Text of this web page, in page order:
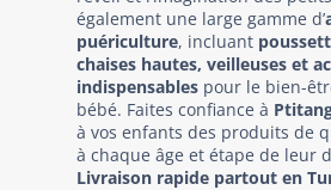
également une large gamme d’
puériculture, incluant
chaises hautes, veilleuses et
indispensables pour le bien-
bébé. Faites confiance à
à vos enfants des produits de
à chaque âge et étape de leur
Livraison rapide partout en